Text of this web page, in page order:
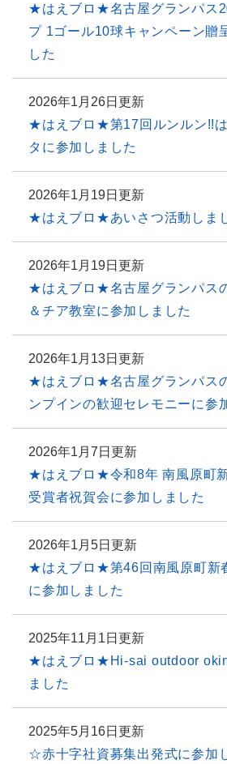
★はえブロ★名古屋グランパス
プ 1ゴール10球キャンペーン贈
した
2026年1月26日更新
★はえブロ★第17回ルンルン!!
タに参加しました
2026年1月19日更新
★はえブロ★あいさつ活動しま
2026年1月19日更新
★はえブロ★名古屋グランパス
＆チア教室に参加しました
2026年1月13日更新
★はえブロ★名古屋グランパス
ンプインの歓迎セレモニーに参
2026年1月7日更新
★はえブロ★令和8年 南風原町
受賞者祝賀会に参加しました
2026年1月5日更新
★はえブロ★第46回南風原町新
に参加しました
2025年11月1日更新
★はえブロ★Hi-sai outdoor
ました
2025年5月16日更新
☆赤十字社資募集出発式に参加